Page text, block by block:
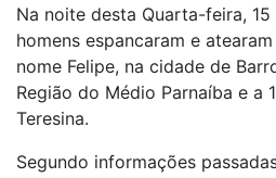
Na noite desta Quarta-feira,
homens espancaram e
nome Felipe, na cidade de
Região do Médio Parnaíba e a
Teresina.
Segundo informações